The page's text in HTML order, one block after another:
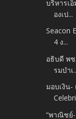
บริหารเ
องเป...
Seacon
4 ง...
อธิบดี พ
รมบำเ
มอบเงิน
“พาณิชย์